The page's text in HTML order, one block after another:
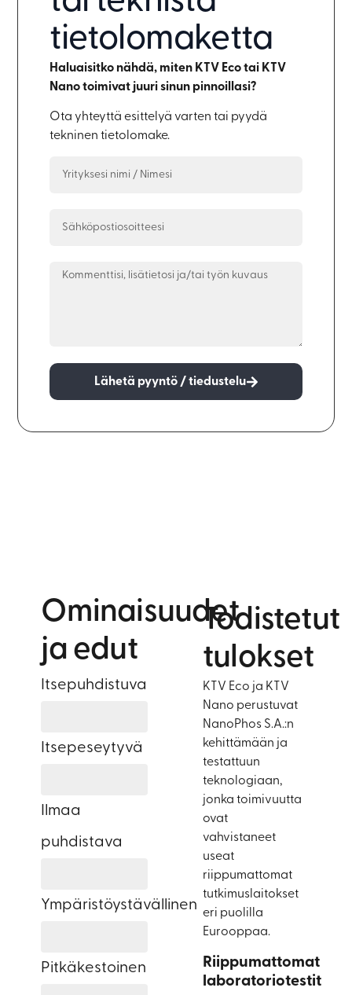
tietolomaketta
Haluaisitko nähdä, miten KTV Eco tai KTV
Nano toimivat juuri sinun pinnoillasi?
Ota yhteyttä esittelyä varten tai pyydä
tekninen tietolomake.
Lähetä pyyntö / tiedustelu
Ominaisuudet
ja edut
Itsepuhdistuva
Hajottaa jatkuvasti bakteereja, viruksia ja homeita
Itsepeseytyvä
Muuntaa lian ja epäpuhtaudet haitattomiksi aineiksi
Ilmaa
puhdistava
Poistaa NOx-yhdisteitä, VOC-yhdisteitä ja hajuja –
Ympäristöystävällinen
Ei vaadi kemikaaleja, klooria tai otsonia
Pitkäkestoinen
Todistetut
tulokset
KTV Eco ja KTV
Nano perustuvat
NanoPhos S.A.:n
kehittämään ja
testattuun
teknologiaan,
jonka toimivuutta
ovat
vahvistaneet
useat
riippumattomat
tutkimuslaitokset
eri puolilla
Eurooppaa.
Riippumattomat
laboratoriotestit